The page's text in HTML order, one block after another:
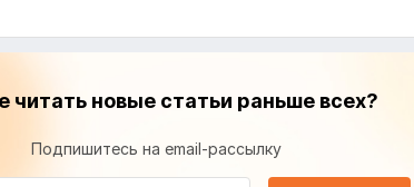
читать новые статьи раньше всех?
Подпишитесь на email-рассылку